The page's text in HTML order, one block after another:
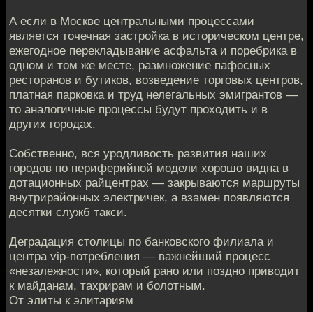
А если в Москве центральными процессами
является точечная застройка в историческом центре,
ежегодное перекладывание асфальта и поребрика в
одном и том же месте, размножение пафосных
ресторанов и бутиков, возведение торговых центров,
платная парковка и труд нелегальных эмигрантов —
то аналогичные процессы будут проходить и в
других городах.
Собственно, вся уродливость развития наших
городов по периферийной модели хорошо видна в
дотационных райцентрах — закрываются маршруты
внутрирайонных электричек, а взамен появляются
десятки служб такси.
Деградация столицы по банковского филиала и
центра vip-потребления — важнейший процесс
«незалежности», который рано или поздно приводит
к майданам, тахрирам и болотным.
От элиты к элитариям